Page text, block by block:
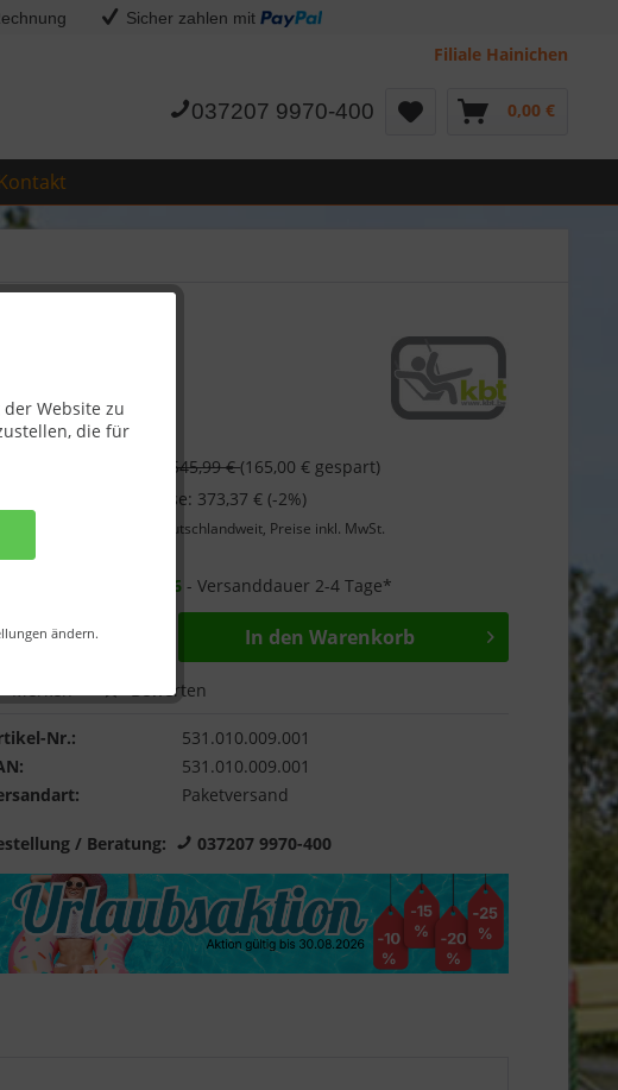
Sicher zahlen mit
Filiale Hainichen
037207 9970-400 0,00 €
Website zu
die für
ändern.
545,99 €(165,00 € gespart)
Preis bei Vorkasse: 373,37 € (-2%)
deutschlandweit, Preise inkl. MwSt.
Best-Preis-Garantie
16.09.26 - Versanddauer 2-4 Tage*
In den Warenkorb
Merken Bewerten
Nr.:
531.010.009.001
531.010.009.001
Paketversand
/ Beratung: 037207 9970-400